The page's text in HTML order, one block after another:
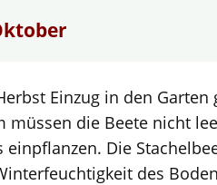
Einzug in den
müssen die Beete nicht
einpflanzen. Die
des